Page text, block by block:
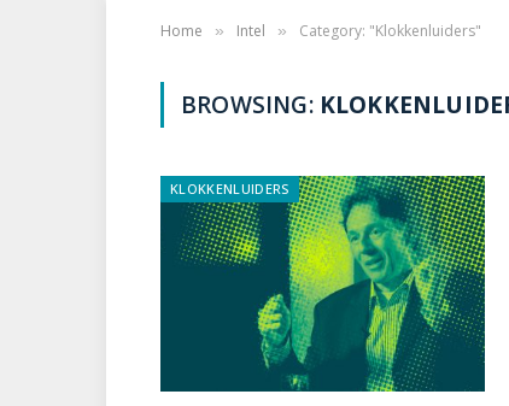
Home » Intel » Category: "Klokkenluiders"
BROWSING:
KLOKKENLUIDERS